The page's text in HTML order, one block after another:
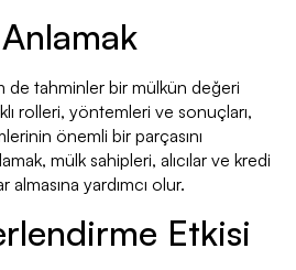
de tahminler bir mülkün değeri
rolleri, yöntemleri ve sonuçları,
önemli bir parçasını
mülk sahipleri, alıcılar ve kredi
yardımcı olur.
Etkisi